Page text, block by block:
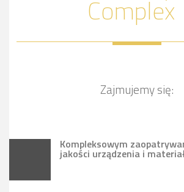
Complex
Zajmujemy się:
Kompleksowym
jakości urządzenia i